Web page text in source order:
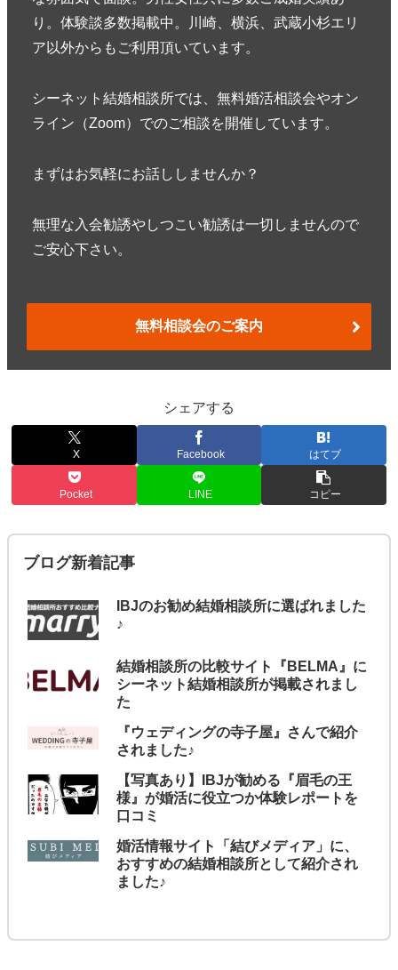
り。体験談多数掲載中。川崎、横浜、武蔵小杉エリ
ア以外からもご利用頂いています。
シーネット結婚相談所では、無料婚活相談会やオン
ライン（Zoom）でのご相談を開催しています。
まずはお気軽にお話ししませんか？
無理な入会勧誘やしつこい勧誘は一切しませんので
ご安心下さい。
無料相談会のご案内
シェアする
X Facebook はてブ
Pocket LINE コピー
ブログ新着記事
IBJのお勧め結婚相談所に選ばれました
♪
結婚相談所の比較サイト『BELMA』に
シーネット結婚相談所が掲載されまし
た
『ウェディングの寺子屋』さんで紹介
されました♪
【写真あり】IBJが勧める『眉毛の王
様』が婚活に役立つか体験レポートを
口コミ
婚活情報サイト「結びメディア」に、
おすすめの結婚相談所として紹介され
ました♪